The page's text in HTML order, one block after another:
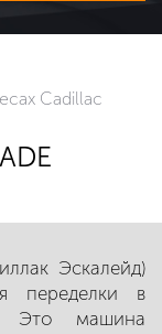
Cadillac
Эскалейд)
переделки в
Это машина